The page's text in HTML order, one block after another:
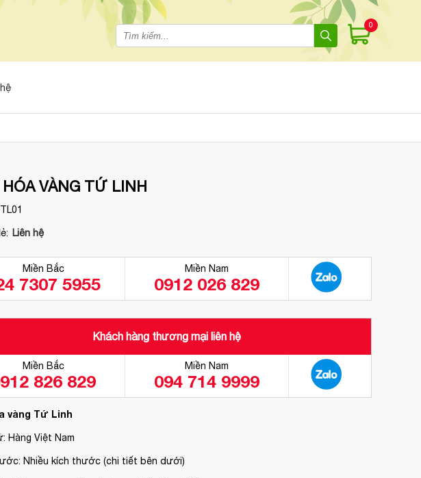
0
VÀNG TỨ LINH
Liên hệ
Miền Bắc
7307 5955
Miền Nam
0912 026 829
Khách hàng thương mại liên hệ
Miền Bắc
826 829
Miền Nam
094 714 9999
vàng Tứ Linh
Hàng Việt Nam
Nhiều kích thước (chi tiết bên dưới)